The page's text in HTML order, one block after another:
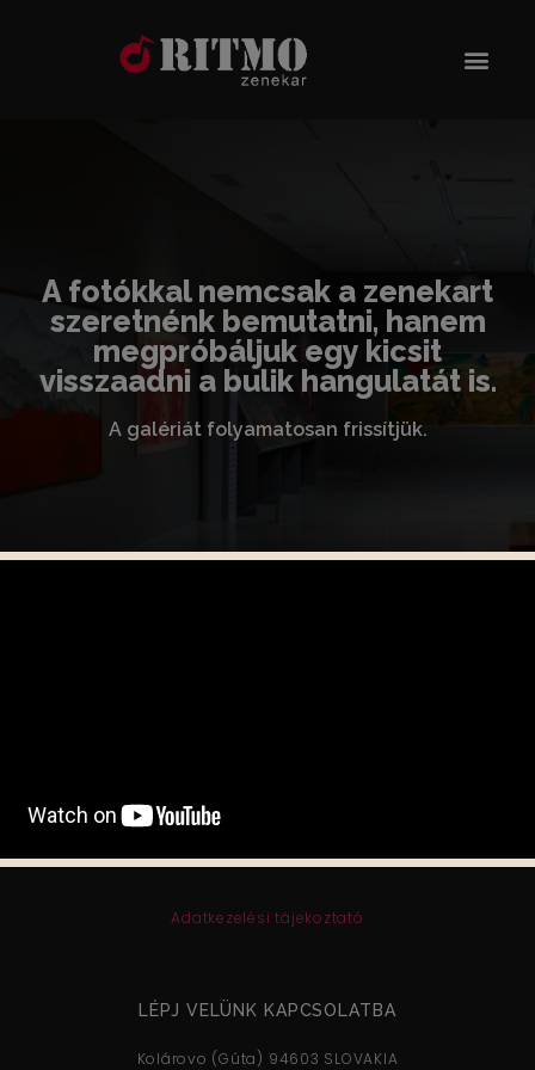
A fotókkal nemcsak a zenekart
szeretnénk bemutatni, hanem
megpróbáljuk egy kicsit
visszaadni a bulik hangulatát is.
A galériát folyamatosan frissítjük.
Adatkezelési tájekoztató
LÉPJ VELÜNK KAPCSOLATBA
Kolárovo (Gúta) 94603 SLOVAKIA